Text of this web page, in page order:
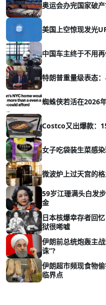
奥运会办完国家破
美国上空惊现发光
中国车主终于不用
特朗普重量级表态
蜘蛛侠若活在2026
Costco又出爆款：
女子吃袋装生菜感
微波炉上过天宫的
59岁江珊满头白发
金
日本核爆幸存者回
狱很唏嘘
伊朗前总统炮轰主
诛”?
伊朗超市频现食物
临界点